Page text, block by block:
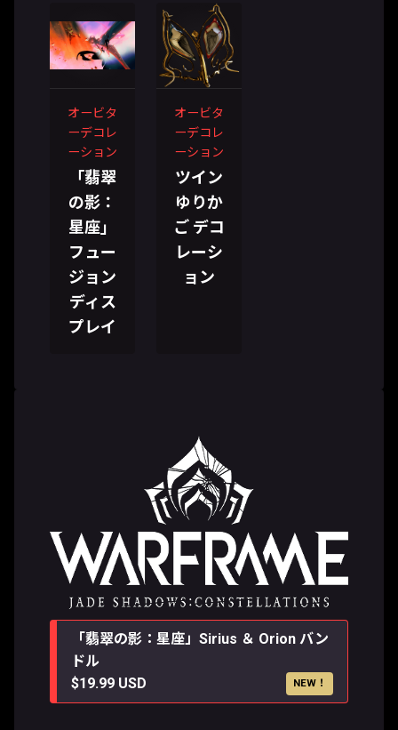
オービタ
ーデコレ
ーション
「翡翠
の影：
星座」
フュー
ジョン
ディス
プレイ
オービタ
ーデコレ
ーション
ツイン
ゆりか
ご デコ
レーシ
ョン
「翡翠の影：星座」Sirius ＆ Orion バン
ドル
$19.99 USD
NEW！